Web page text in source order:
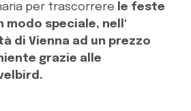
per trascorrere le feste
modo speciale, nell'
di Vienna ad un prezzo
grazie alle